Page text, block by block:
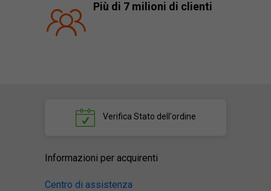
Più di 7 milioni di clienti
Verifica Stato dell'ordine
Informazioni per acquirenti
Centro di assistenza